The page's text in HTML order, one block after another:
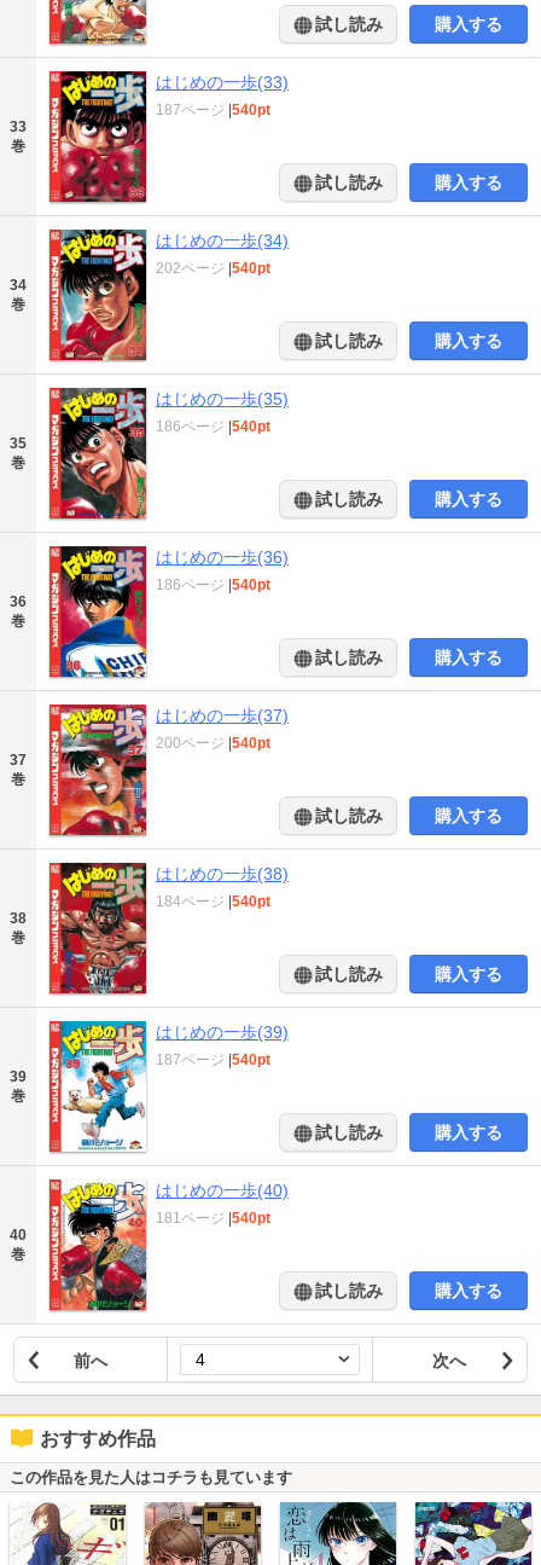
試し読み 購入する
33
巻
はじめの一歩(33)
187ページ |540pt
試し読み 購入する
34
巻
はじめの一歩(34)
202ページ |540pt
試し読み 購入する
35
巻
はじめの一歩(35)
186ページ |540pt
試し読み 購入する
36
巻
はじめの一歩(36)
186ページ |540pt
試し読み 購入する
37
巻
はじめの一歩(37)
200ページ |540pt
試し読み 購入する
38
巻
はじめの一歩(38)
184ページ |540pt
試し読み 購入する
39
巻
はじめの一歩(39)
187ページ |540pt
試し読み 購入する
40
巻
はじめの一歩(40)
181ページ |540pt
試し読み 購入する
前へ 次へ
おすすめ作品
この作品を見た人はコチラも見ています